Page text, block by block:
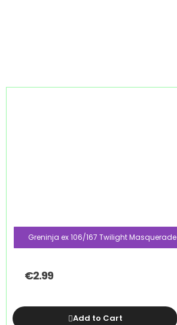
Greninja ex 106/167 Twilight Masquerade
€2.99
Add to Cart